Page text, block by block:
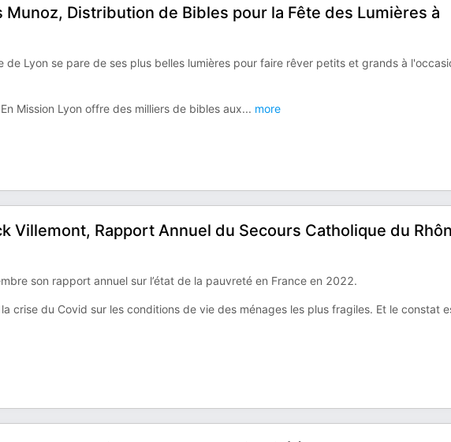
Munoz, Distribution de Bibles pour la Fête des Lumières à
de Lyon se pare de ses plus belles lumières pour faire rêver petits et grands à
Mission Lyon offre des milliers de bibles aux... more
Villemont, Rapport Annuel du Secours Catholique du
son rapport annuel sur l’état de la pauvreté en France en 2022.
crise du Covid sur les conditions de vie des ménages les plus fragiles. Et le constat